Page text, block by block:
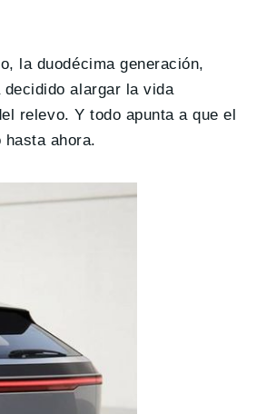
la duodécima generación,
alargar la vida
relevo. Y todo apunta a que el
ahora.